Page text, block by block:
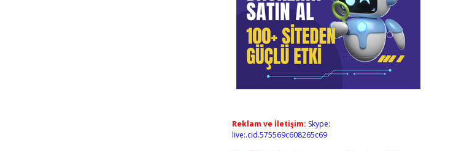
Reklam ve İletişim: Skype:
live:.cid.575569c608265c69